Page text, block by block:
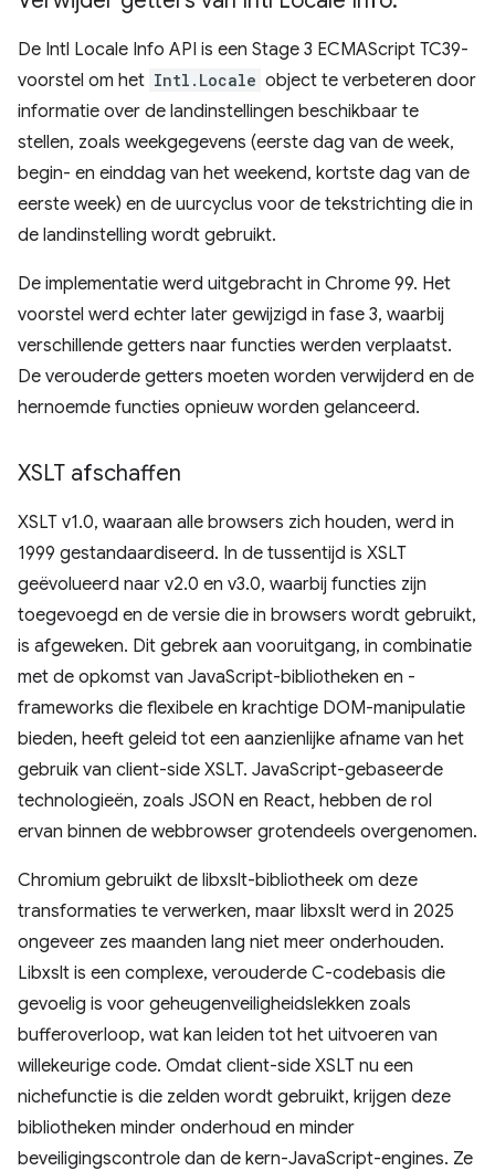
De Intl Locale Info API is een Stage 3 ECMAScript TC39-
voorstel om het Intl.Locale object te verbeteren door
informatie over de landinstellingen beschikbaar te
stellen, zoals weekgegevens (eerste dag van de week,
begin- en einddag van het weekend, kortste dag van de
eerste week) en de uurcyclus voor de tekstrichting die in
de landinstelling wordt gebruikt.
De implementatie werd uitgebracht in Chrome 99. Het
voorstel werd echter later gewijzigd in fase 3, waarbij
verschillende getters naar functies werden verplaatst.
De verouderde getters moeten worden verwijderd en de
hernoemde functies opnieuw worden gelanceerd.
XSLT afschaffen
XSLT v1.0, waaraan alle browsers zich houden, werd in
1999 gestandaardiseerd. In de tussentijd is XSLT
geëvolueerd naar v2.0 en v3.0, waarbij functies zijn
toegevoegd en de versie die in browsers wordt gebruikt,
is afgeweken. Dit gebrek aan vooruitgang, in combinatie
met de opkomst van JavaScript-bibliotheken en -
frameworks die flexibele en krachtige DOM-manipulatie
bieden, heeft geleid tot een aanzienlijke afname van het
gebruik van client-side XSLT. JavaScript-gebaseerde
technologieën, zoals JSON en React, hebben de rol
ervan binnen de webbrowser grotendeels overgenomen.
Chromium gebruikt de libxslt-bibliotheek om deze
transformaties te verwerken, maar libxslt werd in 2025
ongeveer zes maanden lang niet meer onderhouden.
Libxslt is een complexe, verouderde C-codebasis die
gevoelig is voor geheugenveiligheidslekken zoals
bufferoverloop, wat kan leiden tot het uitvoeren van
willekeurige code. Omdat client-side XSLT nu een
nichefunctie is die zelden wordt gebruikt, krijgen deze
bibliotheken minder onderhoud en minder
beveiligingscontrole dan de kern-JavaScript-engines. Ze